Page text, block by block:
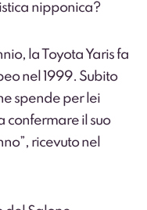
nipponica?
la Toyota Yaris fa
nel 1999. Subito
spende per lei
confermare il suo
ricevuto nel